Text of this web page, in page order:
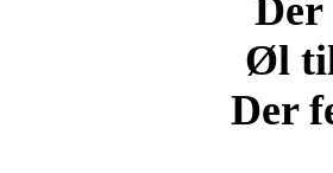
Der
Øl
Der